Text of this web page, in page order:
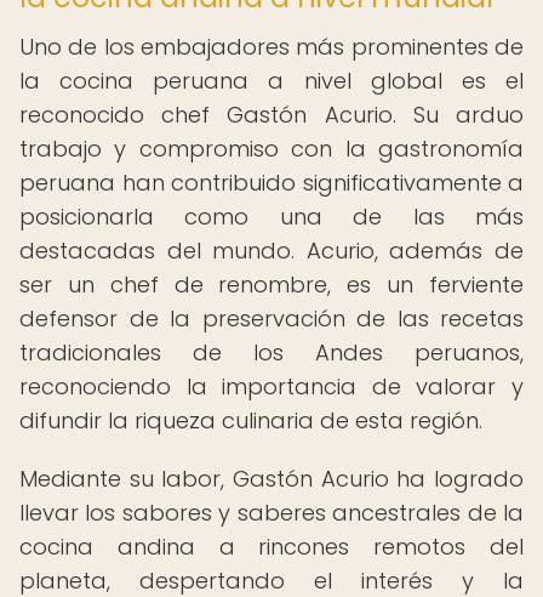
Uno de los embajadores más prominentes de
la cocina peruana a nivel global es el
reconocido chef Gastón Acurio. Su arduo
trabajo y compromiso con la gastronomía
peruana han contribuido significativamente a
posicionarla como una de las más
destacadas del mundo. Acurio, además de
ser un chef de renombre, es un ferviente
defensor de la preservación de las recetas
tradicionales de los Andes peruanos,
reconociendo la importancia de valorar y
difundir la riqueza culinaria de esta región.
Mediante su labor, Gastón Acurio ha logrado
llevar los sabores y saberes ancestrales de la
cocina andina a rincones remotos del
planeta, despertando el interés y la